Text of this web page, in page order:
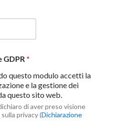
*
questo modulo accetti la
e la gestione dei
questo sito web.
di aver preso visione
privacy (Dichiarazione